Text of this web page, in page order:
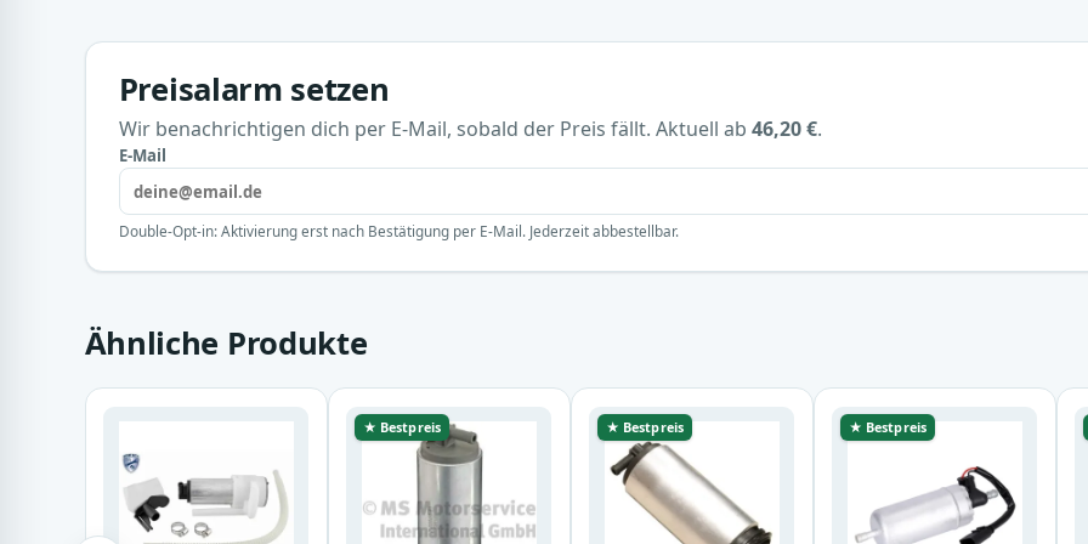
Preisalarm setzen
Wir benachrichtigen dich per E-Mail, sobald der Preis fällt. Aktuell ab 46,20 €.
E-Mail
Double-Opt-in: Aktivierung erst nach Bestätigung per E-Mail. Jederzeit abbestellbar.
Ähnliche Produkte
★ Bestpreis ★ Bestpreis ★ Bestpreis